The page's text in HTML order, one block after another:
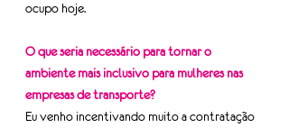
ocupo hoje.
O que seria necessário para tornar o
ambiente mais inclusivo para mulheres nas
empresas de transporte?
Eu venho incentivando muito a contratação